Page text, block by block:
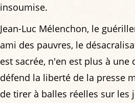
insoumise.
Jean-Luc Mélenchon, le
ami des pauvres, le
est sacrée, n'en est plus à
défend la liberté de la presse
de tirer à balles réelles sur les